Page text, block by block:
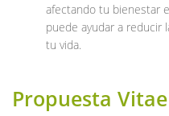
afectando tu bienestar
puede ayudar a reducir
tu vida.
Propuesta Vitae